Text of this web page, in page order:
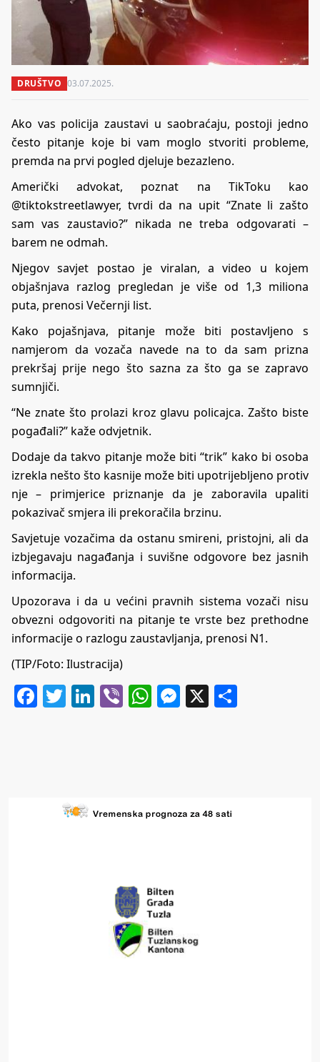
DRUŠTVO 03.07.2025.
Ako vas policija zaustavi u saobraćaju, postoji jedno
često pitanje koje bi vam moglo stvoriti probleme,
premda na prvi pogled djeluje bezazleno.
Američki advokat, poznat na TikToku kao
@tiktokstreetlawyer, tvrdi da na upit “Znate li zašto
sam vas zaustavio?” nikada ne treba odgovarati –
barem ne odmah.
Njegov savjet postao je viralan, a video u kojem
objašnjava razlog pregledan je više od 1,3 miliona
puta, prenosi Večernji list.
Kako pojašnjava, pitanje može biti postavljeno s
namjerom da vozača navede na to da sam prizna
prekršaj prije nego što sazna za što ga se zapravo
sumnjiči.
“Ne znate što prolazi kroz glavu policajca. Zašto biste
pogađali?” kaže odvjetnik.
Dodaje da takvo pitanje može biti “trik” kako bi osoba
izrekla nešto što kasnije može biti upotrijebljeno protiv
nje – primjerice priznanje da je zaboravila upaliti
pokazivač smjera ili prekoračila brzinu.
Savjetuje vozačima da ostanu smireni, pristojni, ali da
izbjegavaju nagađanja i suvišne odgovore bez jasnih
informacija.
Upozorava i da u većini pravnih sistema vozači nisu
obvezni odgovoriti na pitanje te vrste bez prethodne
informacije o razlogu zaustavljanja, prenosi N1.
(TIP/Foto: Ilustracija)
Facebook
Twitter
LinkedIn
ViberWhatsApp
Messenger
X